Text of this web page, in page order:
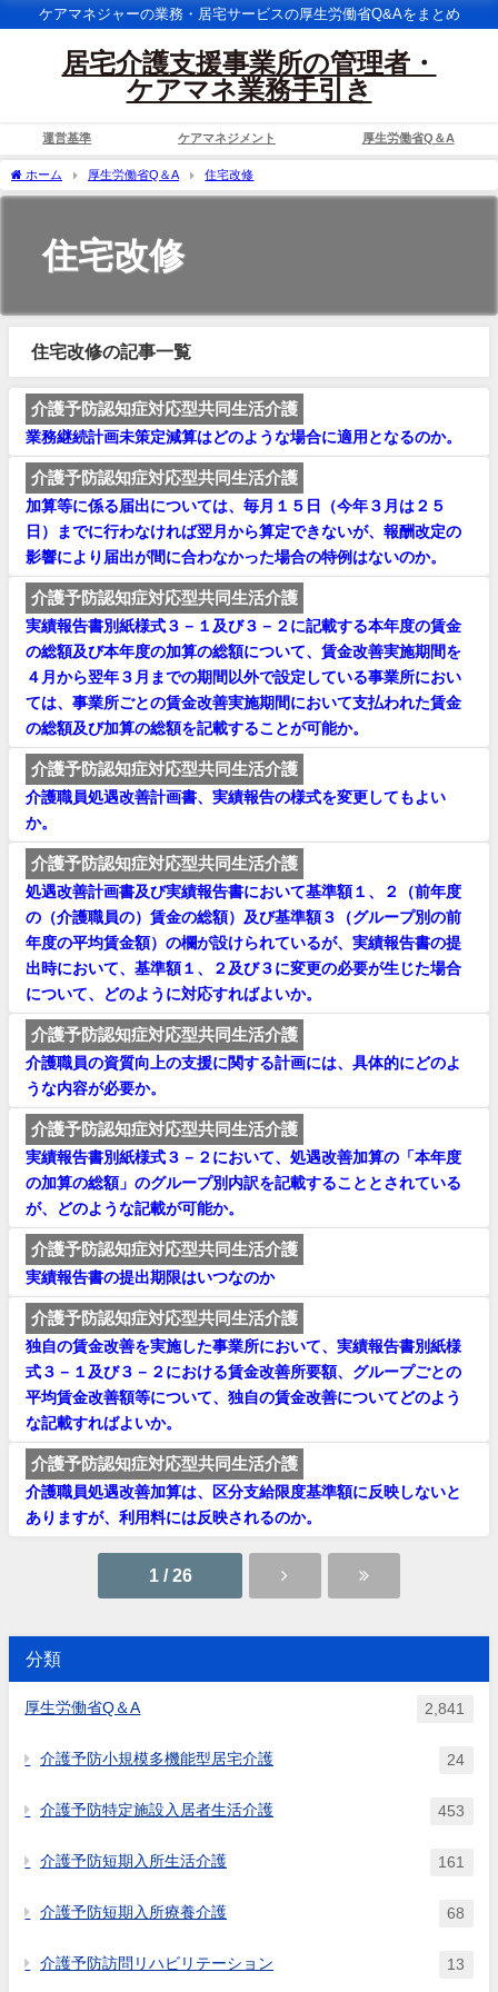
ケアマネジャーの業務・居宅サービスの厚生労働省Q&Aをまとめ
居宅介護支援事業所の管理者・
ケアマネ業務手引き
運営基準 ケアマネジメント 厚生労働省Q＆A
ホーム 厚生労働省Q＆A 住宅改修
住宅改修
住宅改修の記事一覧
介護予防認知症対応型共同生活介護
業務継続計画未策定減算はどのような場合に適用となるのか。
介護予防認知症対応型共同生活介護
加算等に係る届出については、毎月１５日（今年３月は２５
日）までに行わなければ翌月から算定できないが、報酬改定の
影響により届出が間に合わなかった場合の特例はないのか。
介護予防認知症対応型共同生活介護
実績報告書別紙様式３－１及び３－２に記載する本年度の賃金
の総額及び本年度の加算の総額について、賃金改善実施期間を
４月から翌年３月までの期間以外で設定している事業所におい
ては、事業所ごとの賃金改善実施期間において支払われた賃金
の総額及び加算の総額を記載することが可能か。
介護予防認知症対応型共同生活介護
介護職員処遇改善計画書、実績報告の様式を変更してもよい
か。
介護予防認知症対応型共同生活介護
処遇改善計画書及び実績報告書において基準額１、２（前年度
の（介護職員の）賃金の総額）及び基準額３（グループ別の前
年度の平均賃金額）の欄が設けられているが、実績報告書の提
出時において、基準額１、２及び３に変更の必要が生じた場合
について、どのように対応すればよいか。
介護予防認知症対応型共同生活介護
介護職員の資質向上の支援に関する計画には、具体的にどのよ
うな内容が必要か。
介護予防認知症対応型共同生活介護
実績報告書別紙様式３－２において、処遇改善加算の「本年度
の加算の総額」のグループ別内訳を記載することとされている
が、どのような記載が可能か。
介護予防認知症対応型共同生活介護
実績報告書の提出期限はいつなのか
介護予防認知症対応型共同生活介護
独自の賃金改善を実施した事業所において、実績報告書別紙様
式３－１及び３－２における賃金改善所要額、グループごとの
平均賃金改善額等について、独自の賃金改善についてどのよう
な記載すればよいか。
介護予防認知症対応型共同生活介護
介護職員処遇改善加算は、区分支給限度基準額に反映しないと
ありますが、利用料には反映されるのか。
1 / 26
分類
厚生労働省Q＆A 2,841
介護予防小規模多機能型居宅介護 24
介護予防特定施設入居者生活介護 453
介護予防短期入所生活介護 161
介護予防短期入所療養介護 68
介護予防訪問リハビリテーション 13